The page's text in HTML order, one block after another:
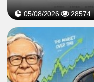
05/08/2026 28574